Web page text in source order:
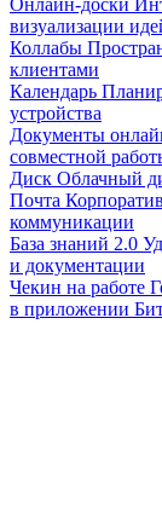
Онлайн-доски
визуализации
Коллабы
клиентами
Календарь
устройства
Документы
совместной
Диск Облачный
Почта
коммуникации
База знаний 2.0
и документации
Чекин на работе
в приложении